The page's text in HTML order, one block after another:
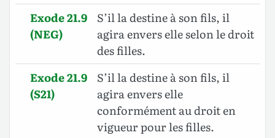
Exode 21.9
(NEG)
S’il la destine à son fils, il
agira envers elle selon le droit
des filles.
Exode 21.9
(S21)
S’il la destine à son fils, il
agira envers elle
conformément au droit en
vigueur pour les filles.